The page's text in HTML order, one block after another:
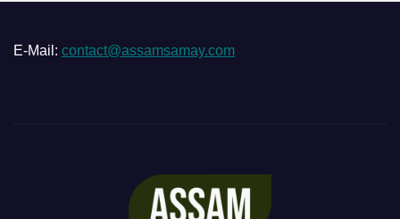
E-Mail: contact@assamsamay.com